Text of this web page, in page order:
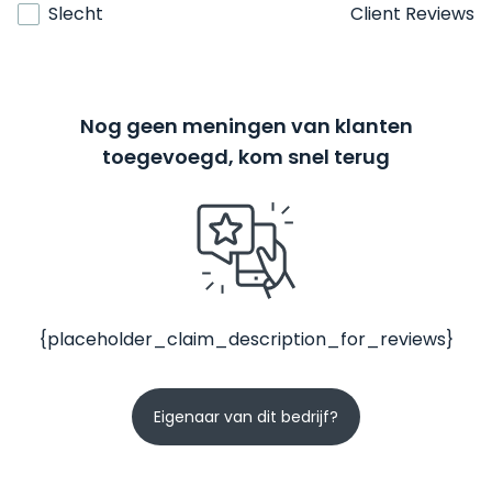
Slecht
Client Reviews
Nog geen meningen van klanten
toegevoegd, kom snel terug
{placeholder_claim_description_for_reviews}
Eigenaar van dit bedrijf?